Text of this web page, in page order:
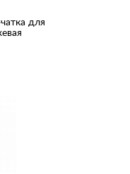
для